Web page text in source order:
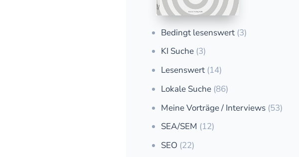
Bedingt lesenswert (3)
KI Suche (3)
Lesenswert (14)
Lokale Suche (86)
Meine Vorträge / Interviews (53)
SEA/SEM (12)
SEO (22)